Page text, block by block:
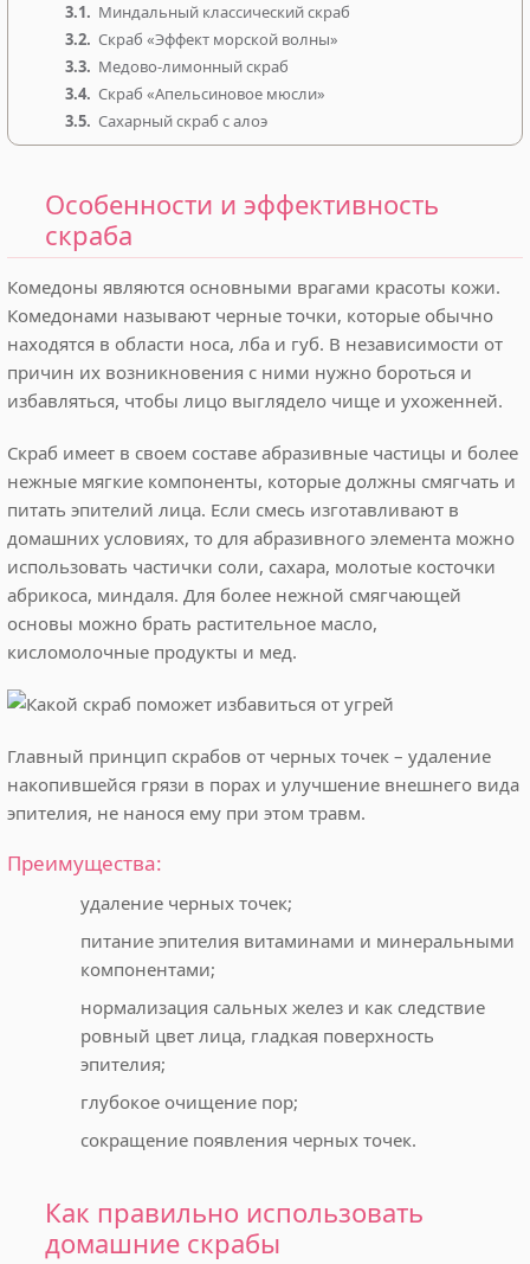
3.1. Миндальный классический скраб
3.2. Скраб «Эффект морской волны»
3.3. Медово-лимонный скраб
3.4. Скраб «Апельсиновое мюсли»
3.5. Сахарный скраб с алоэ
Особенности и эффективность
скраба
Комедоны являются основными врагами красоты кожи.
Комедонами называют черные точки, которые обычно
находятся в области носа, лба и губ. В независимости от
причин их возникновения с ними нужно бороться и
избавляться, чтобы лицо выглядело чище и ухоженней.
Скраб имеет в своем составе абразивные частицы и более
нежные мягкие компоненты, которые должны смягчать и
питать эпителий лица. Если смесь изготавливают в
домашних условиях, то для абразивного элемента можно
использовать частички соли, сахара, молотые косточки
абрикоса, миндаля. Для более нежной смягчающей
основы можно брать растительное масло,
кисломолочные продукты и мед.
Главный принцип скрабов от черных точек – удаление
накопившейся грязи в порах и улучшение внешнего вида
эпителия, не нанося ему при этом травм.
Преимущества:
удаление черных точек;
питание эпителия витаминами и минеральными
компонентами;
нормализация сальных желез и как следствие
ровный цвет лица, гладкая поверхность
эпителия;
глубокое очищение пор;
сокращение появления черных точек.
Как правильно использовать
домашние скрабы